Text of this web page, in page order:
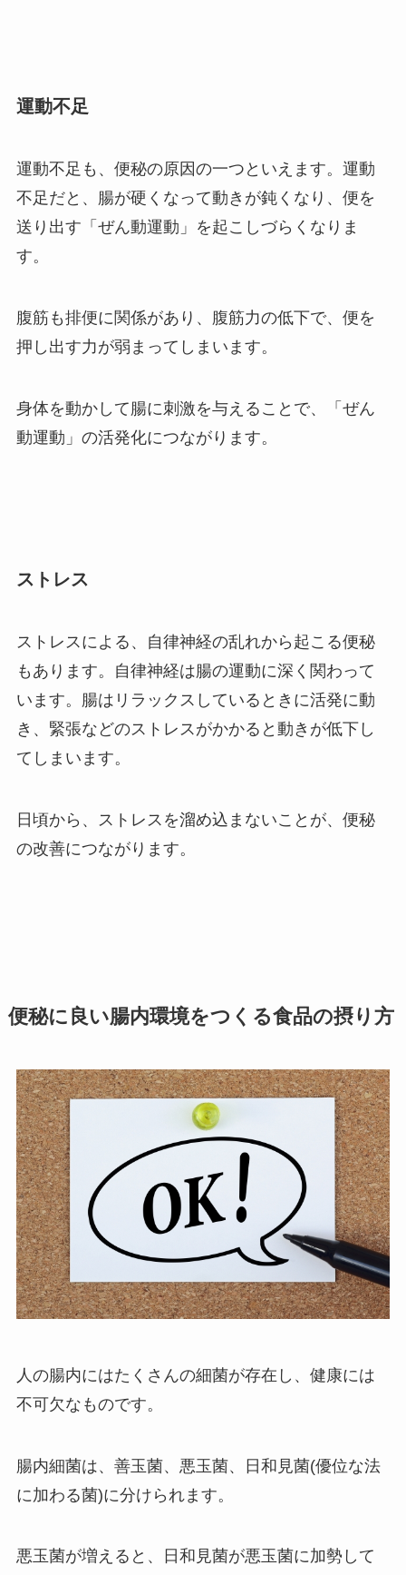
運動不足
運動不足も、便秘の原因の一つといえます。運動
不足だと、腸が硬くなって動きが鈍くなり、便を
送り出す「ぜん動運動」を起こしづらくなりま
す。
腹筋も排便に関係があり、腹筋力の低下で、便を
押し出す力が弱まってしまいます。
身体を動かして腸に刺激を与えることで、「ぜん
動運動」の活発化につながります。
ストレス
ストレスによる、自律神経の乱れから起こる便秘
もあります。自律神経は腸の運動に深く関わって
います。腸はリラックスしているときに活発に動
き、緊張などのストレスがかかると動きが低下し
てしまいます。
日頃から、ストレスを溜め込まないことが、便秘
の改善につながります。
便秘に良い腸内環境をつくる食品の摂り方
人の腸内にはたくさんの細菌が存在し、健康には
不可欠なものです。
腸内細菌は、善玉菌、悪玉菌、日和見菌(優位な法
に加わる菌)に分けられます。
悪玉菌が増えると、日和見菌が悪玉菌に加勢して